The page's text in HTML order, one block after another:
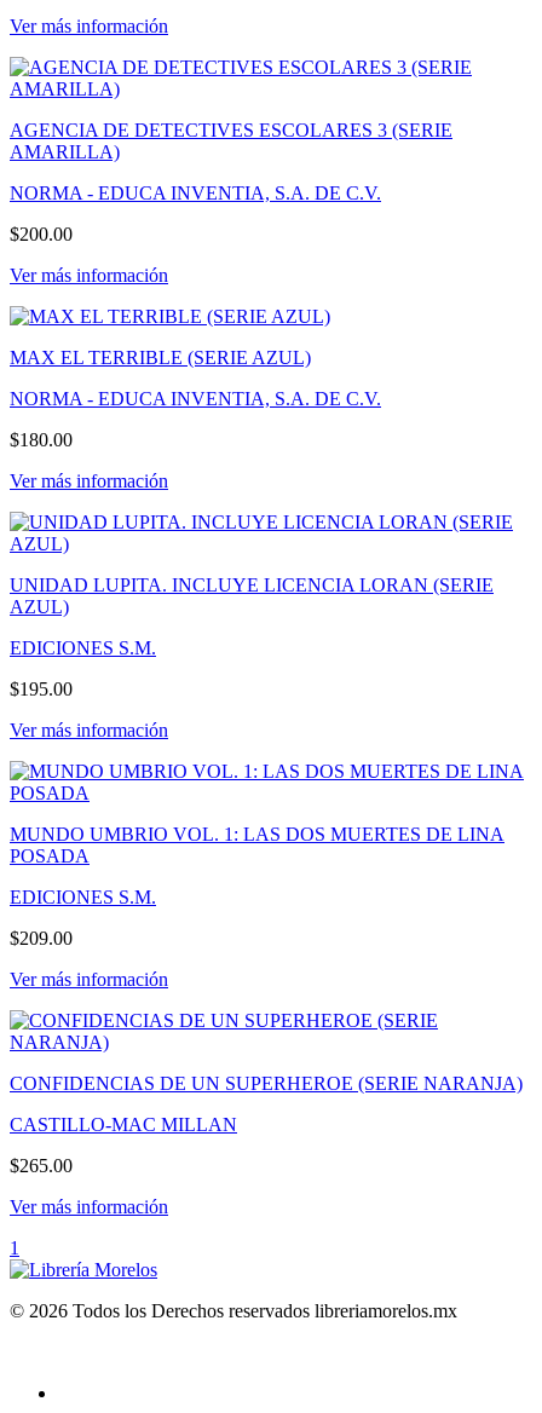
Ver más información
AGENCIA DE DETECTIVES ESCOLARES 3 (SERIE
AMARILLA)
NORMA - EDUCA INVENTIA, S.A. DE C.V.
$200.00
Ver más información
MAX EL TERRIBLE (SERIE AZUL)
NORMA - EDUCA INVENTIA, S.A. DE C.V.
$180.00
Ver más información
UNIDAD LUPITA. INCLUYE LICENCIA LORAN (SERIE
AZUL)
EDICIONES S.M.
$195.00
Ver más información
MUNDO UMBRIO VOL. 1: LAS DOS MUERTES DE LINA
POSADA
EDICIONES S.M.
$209.00
Ver más información
CONFIDENCIAS DE UN SUPERHEROE (SERIE NARANJA)
CASTILLO-MAC MILLAN
$265.00
Ver más información
1
© 2026 Todos los Derechos reservados libreriamorelos.mx